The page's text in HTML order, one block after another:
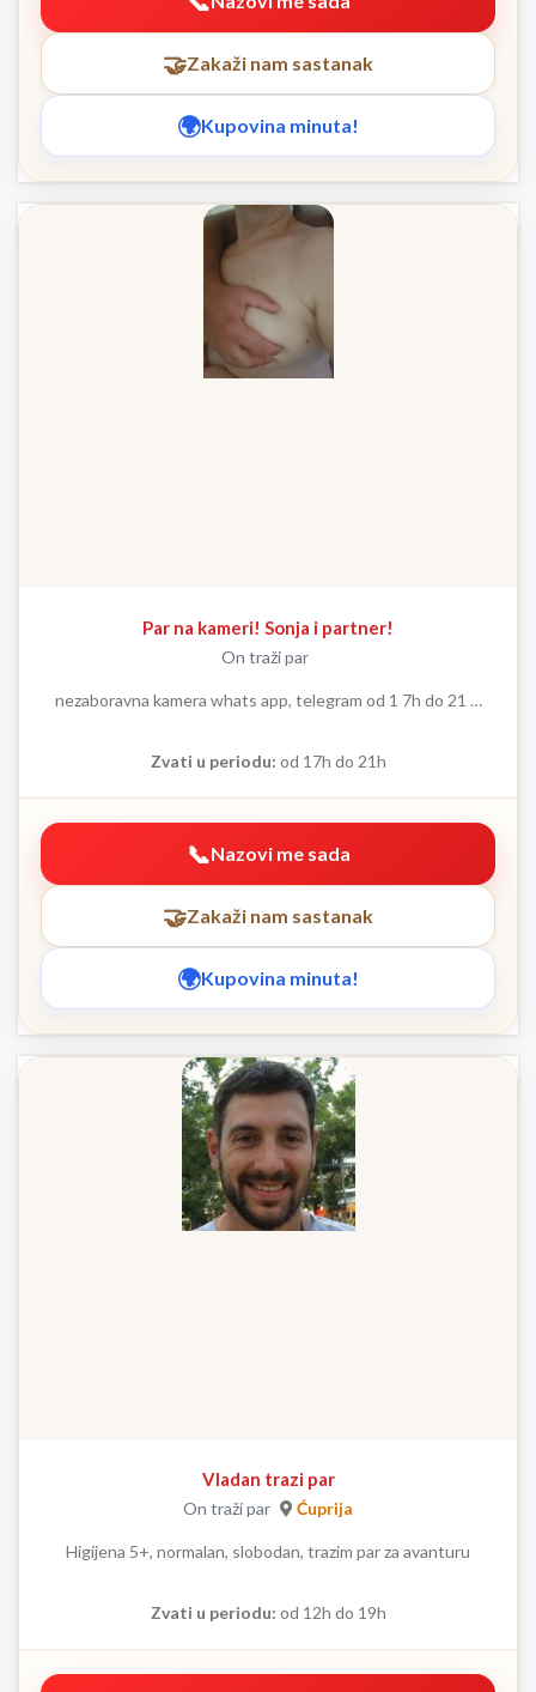
Zakaži nam sastanak
Kupovina minuta!
Par na kameri! Sonja i partner!
On traži par
nezaboravna kamera whats app, telegram od 1 7h do 21 …
Zvati u periodu: od 17h do 21h
Nazovi me sada
Zakaži nam sastanak
Kupovina minuta!
Vladan trazi par
On traži par Ćuprija
Higijena 5+, normalan, slobodan, trazim par za avanturu
Zvati u periodu: od 12h do 19h